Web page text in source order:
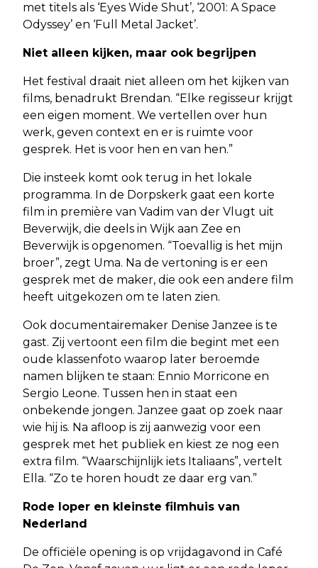
met titels als ‘Eyes Wide Shut’, ‘2001: A Space
Odyssey’ en ‘Full Metal Jacket’.
Niet alleen kijken, maar ook begrijpen
Het festival draait niet alleen om het kijken van
films, benadrukt Brendan. “Elke regisseur krijgt
een eigen moment. We vertellen over hun
werk, geven context en er is ruimte voor
gesprek. Het is voor hen en van hen.”
Die insteek komt ook terug in het lokale
programma. In de Dorpskerk gaat een korte
film in première van Vadim van der Vlugt uit
Beverwijk, die deels in Wijk aan Zee en
Beverwijk is opgenomen. “Toevallig is het mijn
broer”, zegt Uma. Na de vertoning is er een
gesprek met de maker, die ook een andere film
heeft uitgekozen om te laten zien.
Ook documentairemaker Denise Janzee is te
gast. Zij vertoont een film die begint met een
oude klassenfoto waarop later beroemde
namen blijken te staan: Ennio Morricone en
Sergio Leone. Tussen hen in staat een
onbekende jongen. Janzee gaat op zoek naar
wie hij is. Na afloop is zij aanwezig voor een
gesprek met het publiek en kiest ze nog een
extra film. “Waarschijnlijk iets Italiaans”, vertelt
Ella. “Zo te horen houdt ze daar erg van.”
Rode loper en kleinste filmhuis van
Nederland
De officiële opening is op vrijdagavond in Café